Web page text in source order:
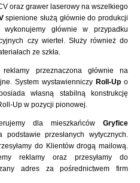
oraz grawer laserowy na wszelkiego
spienione służą głównie do produkcji
głównie w przypadku
czy wierteł. Służy również do
ze szkła.
przeznaczona głównie na
System wystawienniczy Roll-Up o
własną stabilną konstrukcję
Up w pozycji pionowej.
dla mieszkańców Gryfice
przesłanych wytycznych.
do Klientów drogą mailową.
reklamy oraz przesyłamy do
adres za pośrednictwem firm